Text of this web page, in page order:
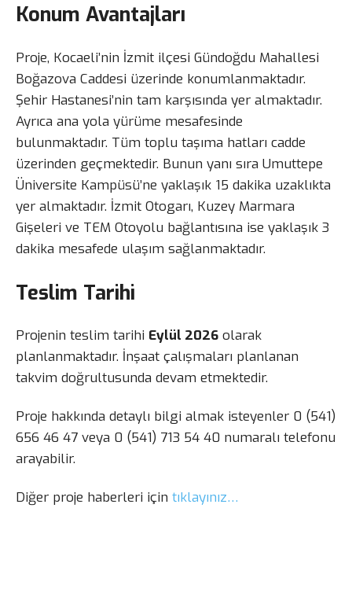
Konum Avantajları
Proje, Kocaeli’nin İzmit ilçesi Gündoğdu Mahallesi
Boğazova Caddesi üzerinde konumlanmaktadır.
Şehir Hastanesi’nin tam karşısında yer almaktadır.
Ayrıca ana yola yürüme mesafesinde
bulunmaktadır. Tüm toplu taşıma hatları cadde
üzerinden geçmektedir. Bunun yanı sıra Umuttepe
Üniversite Kampüsü’ne yaklaşık 15 dakika uzaklıkta
yer almaktadır. İzmit Otogarı, Kuzey Marmara
Gişeleri ve TEM Otoyolu bağlantısına ise yaklaşık 3
dakika mesafede ulaşım sağlanmaktadır.
Teslim Tarihi
Projenin teslim tarihi Eylül 2026 olarak
planlanmaktadır. İnşaat çalışmaları planlanan
takvim doğrultusunda devam etmektedir.
Proje hakkında detaylı bilgi almak isteyenler 0 (541)
656 46 47 veya 0 (541) 713 54 40 numaralı telefonu
arayabilir.
Diğer proje haberleri için tıklayınız…